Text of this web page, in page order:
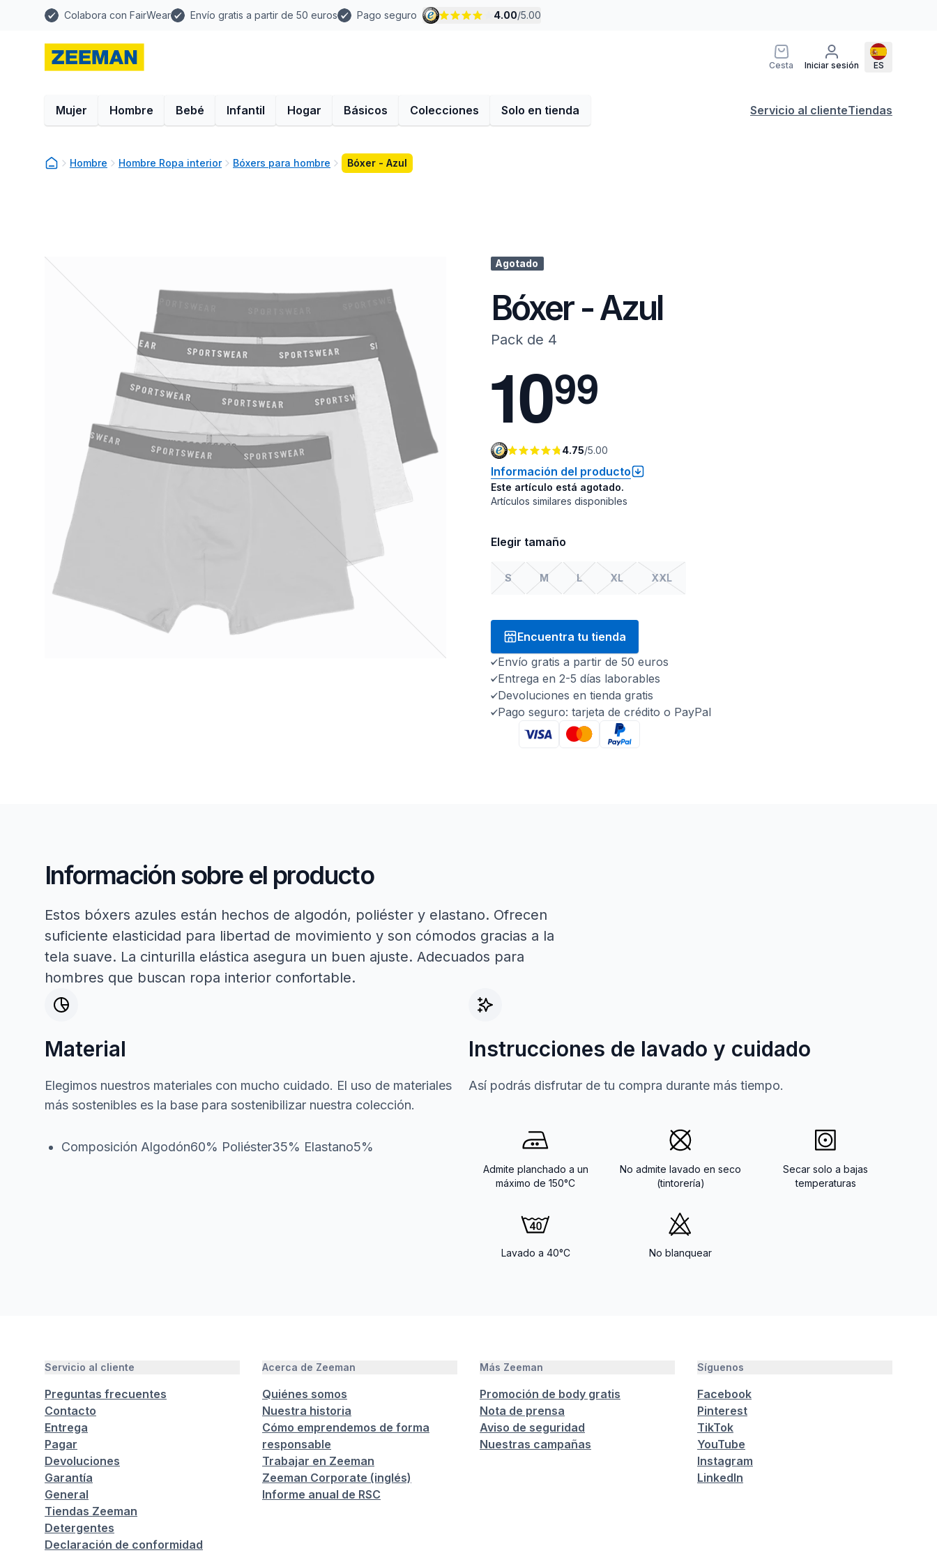
Colabora con FairWear Envío gratis a partir de 50 euros Pago seguro 4.00/5.00
Cesta Iniciar sesión ES
Mujer Hombre Bebé Infantil Hogar Básicos Colecciones Solo en tienda Servicio al clienteTiendas
Hombre Hombre Ropa interior Bóxers para hombre Bóxer - Azul
Agotado
Bóxer - Azul
Pack de 4
1099
4.75/5.00
Información del producto
Este artículo está agotado.
Artículos similares disponibles
Elegir tamaño
S M L XL XXL
Encuentra tu tienda
Envío gratis a partir de 50 euros
Entrega en 2-5 días laborables
Devoluciones en tienda gratis
Pago seguro: tarjeta de crédito o PayPal
Información sobre el producto
Estos bóxers azules están hechos de algodón, poliéster y elastano. Ofrecen
suficiente elasticidad para libertad de movimiento y son cómodos gracias a la
tela suave. La cinturilla elástica asegura un buen ajuste. Adecuados para
hombres que buscan ropa interior confortable.
Material
Elegimos nuestros materiales con mucho cuidado. El uso de materiales
más sostenibles es la base para sostenibilizar nuestra colección.
Composición Algodón60% Poliéster35% Elastano5%
Instrucciones de lavado y cuidado
Así podrás disfrutar de tu compra durante más tiempo.
Admite planchado a un
máximo de 150°C
No admite lavado en seco
(tintorería)
Secar solo a bajas
temperaturas
Lavado a 40°C No blanquear
Servicio al cliente
Preguntas frecuentes
Contacto
Entrega
Pagar
Devoluciones
Garantía
General
Tiendas Zeeman
Detergentes
Declaración de conformidad
Acerca de Zeeman
Quiénes somos
Nuestra historia
Cómo emprendemos de forma
responsable
Trabajar en Zeeman
Zeeman Corporate (inglés)
Informe anual de RSC
Más Zeeman
Promoción de body gratis
Nota de prensa
Aviso de seguridad
Nuestras campañas
Síguenos
Facebook
Pinterest
TikTok
YouTube
Instagram
LinkedIn